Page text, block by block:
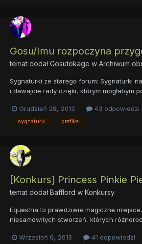
Gosu/Imu rozpoczyna
temat dodałGosutokage w Archiwum
Sygnaturki ze starego forum: Sygnaturki
i dawajcie rady dzięki, którym mogłabym
Grudzień 28, 2013
43 odpowiedzi
sygnaturki grafika
[Konkurs] Princess Pinkie
temat dodałBafflord w Konkursy
Equestria to prawdziwie magiczne
niesamowitych stworzeń, których
w osłupienie nawet najwytrwalszych
przerażające mantikory, czy olbrzymie
Wrzesień 6, 2013 41 odpowiedzi